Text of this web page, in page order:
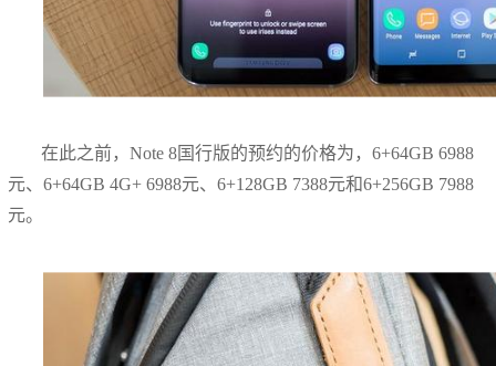
在此之前，Note 8国行版的预约的价格为，6+64GB 6988
元、6+64GB 4G+ 6988元、6+128GB 7388元和6+256GB 7988
元。